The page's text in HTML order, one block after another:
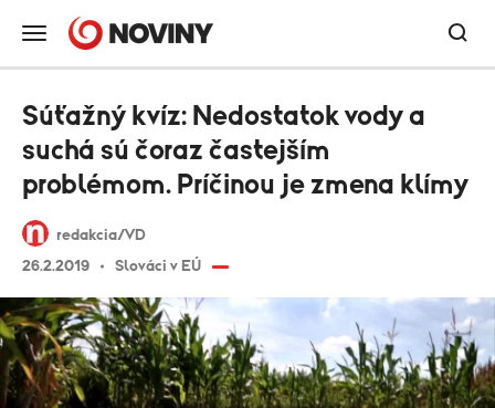
redakcia/VD
26.2.2019
Slováci v EÚ
Súťažný kvíz: Nedostatok vody a
suchá sú čoraz častejším
problémom. Príčinou je zmena klímy